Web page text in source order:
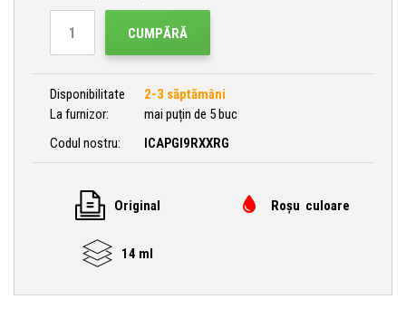
CUMPĂRĂ
Disponibilitate
2-3 săptămâni
La furnizor:
mai puțin de 5 buc
Codul nostru:
ICAPGI9RXXRG
Original Roșu culoare
14 ml